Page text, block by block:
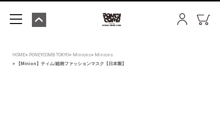
HOME PONEYCOMB TOKYO Minions
Minions
【Minion】ティム/総柄ファッションマスク【日本製】